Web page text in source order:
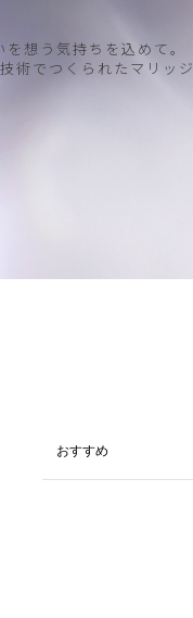
想う気持ちを込めて。
術でつくられたマリッ